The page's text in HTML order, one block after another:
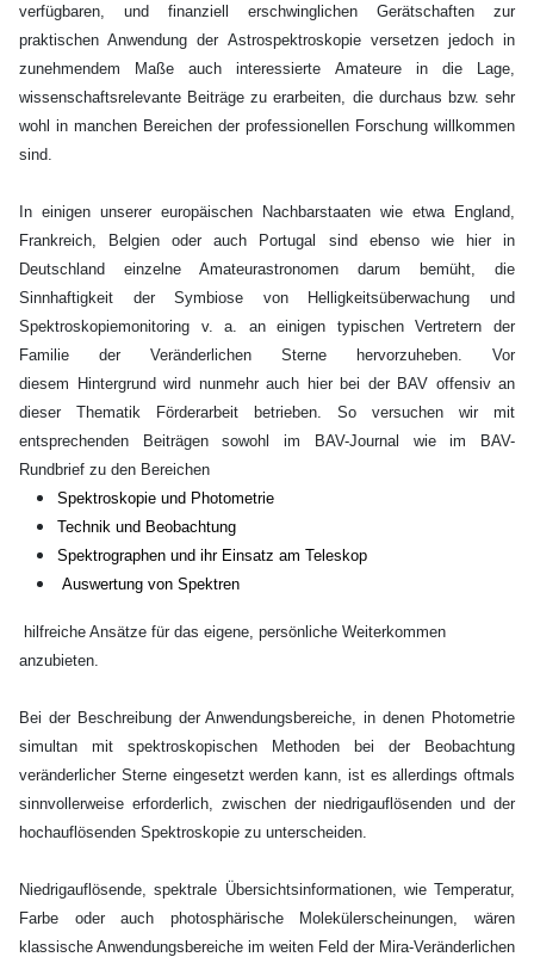
verfügbaren, und finanziell erschwinglichen Gerätschaften zur
praktischen Anwendung der Astrospektroskopie versetzen jedoch in
zunehmendem Maße auch interessierte Amateure in die Lage,
wissenschaftsrelevante Beiträge zu erarbeiten, die durchaus bzw. sehr
wohl in manchen Bereichen der professionellen Forschung willkommen
sind.
In einigen unserer europäischen Nachbarstaaten wie etwa England,
Frankreich, Belgien oder auch Portugal sind ebenso wie hier in
Deutschland einzelne Amateurastronomen darum bemüht, die
Sinnhaftigkeit der Symbiose von Helligkeitsüberwachung und
Spektroskopiemonitoring v. a. an einigen typischen Vertretern der
Familie der Veränderlichen Sterne hervorzuheben.
Vor
diesem Hintergrund wird nunmehr auch hier bei der BAV offensiv an
dieser Thematik Förderarbeit betrieben. So versuchen wir mit
entsprechenden Beiträgen sowohl im BAV-Journal wie im BAV-
Rundbrief zu den Bereichen
Spektroskopie und Photometrie
Technik und Beobachtung
Spektrographen und ihr Einsatz am Teleskop
Auswertung von Spektren
hilfreiche Ansätze für das eigene, persönliche Weiterkommen
anzubieten.
Bei der Beschreibung der Anwendungsbereiche, in denen Photometrie
simultan mit spektroskopischen Methoden bei der Beobachtung
veränderlicher Sterne eingesetzt werden kann, ist es allerdings oftmals
sinnvollerweise erforderlich, zwischen der niedrigauflösenden und der
hochauflösenden Spektroskopie zu unterscheiden.
Niedrigauflösende, spektrale Übersichtsinformationen, wie Temperatur,
Farbe oder auch photosphärische Molekülerscheinungen, wären
klassische Anwendungsbereiche im weiten Feld der Mira-Veränderlichen